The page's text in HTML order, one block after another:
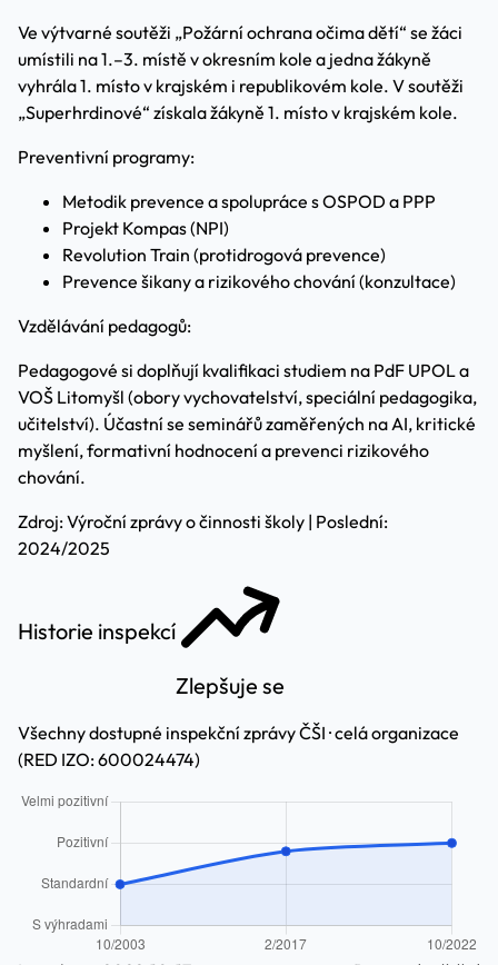
Ve výtvarné soutěži „Požární ochrana očima dětí“ se žáci
umístili na 1.–3. místě v okresním kole a jedna žákyně
vyhrála 1. místo v krajském i republikovém kole. V soutěži
„Superhrdinové“ získala žákyně 1. místo v krajském kole.
Preventivní programy:
Metodik prevence a spolupráce s OSPOD a PPP
Projekt Kompas (NPI)
Revolution Train (protidrogová prevence)
Prevence šikany a rizikového chování (konzultace)
Vzdělávání pedagogů:
Pedagogové si doplňují kvalifikaci studiem na PdF UPOL a
VOŠ Litomyšl (obory vychovatelství, speciální pedagogika,
učitelství). Účastní se seminářů zaměřených na AI, kritické
myšlení, formativní hodnocení a prevenci rizikového
chování.
Zdroj: Výroční zprávy o činnosti školy | Poslední:
2024/2025
Historie inspekcí
Zlepšuje se
Všechny dostupné inspekční zprávy ČŠI · celá organizace
(RED IZO: 600024474)